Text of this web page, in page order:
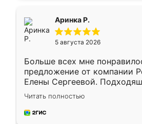
Аринка Р.
5 августа 2026
Больше всех мне
предложение от компании
Елены Сергеевой.
короткие сроки
для замера сотрудник
предложил по моему эскизу
Читать полностью